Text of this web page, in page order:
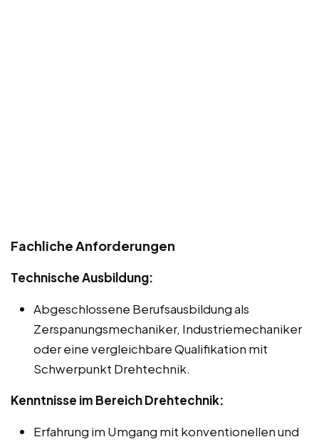
Fachliche Anforderungen
Technische Ausbildung:
Abgeschlossene Berufsausbildung als
Zerspanungsmechaniker, Industriemechaniker
oder eine vergleichbare Qualifikation mit
Schwerpunkt Drehtechnik.
Kenntnisse im Bereich Drehtechnik:
Erfahrung im Umgang mit konventionellen und